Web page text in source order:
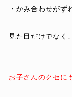
・かみ合わせがず
見た目だけでな
お子さんのクセに